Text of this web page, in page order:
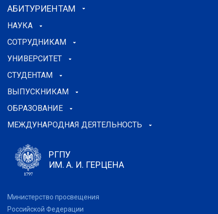
АБИТУРИЕНТАМ
НАУКА
СОТРУДНИКАМ
УНИВЕРСИТЕТ
СТУДЕНТАМ
ВЫПУСКНИКАМ
ОБРАЗОВАНИЕ
МЕЖДУНАРОДНАЯ ДЕЯТЕЛЬНОСТЬ
РГПУ
ИМ. А. И. ГЕРЦЕНА
Министерство просвещения
Российской Федерации